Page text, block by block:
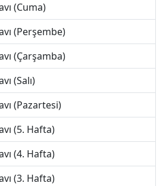
(Cuma)
(Perşembe)
(Çarşamba)
(Salı)
(Pazartesi)
(5. Hafta)
(4. Hafta)
(3. Hafta)